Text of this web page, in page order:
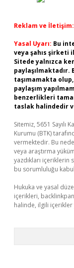
Reklam ve İletişim:
Yasal Uyarı: Bu
veya şahıs şirketi
Sitede yalnızca
taşımamakta
paylaşım
benzerlikleri
taslak halindedir
Sitemiz, 5651 Sayılı
Kurumu (BTK)
vermektedir. Bu
veya araştırma
yazdıkları
bu sorumluluğu
Hukuka ve yasal
içerikleri,
halinde, ilgili içerikler